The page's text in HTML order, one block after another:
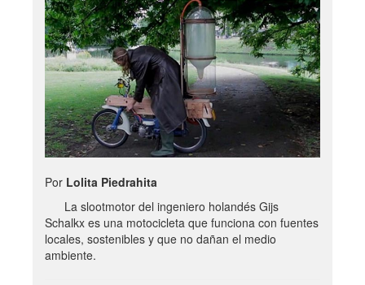
Por Lolita Piedrahita
La slootmotor del ingeniero holandés Gijs
Schalkx es una motocicleta que funciona con fuentes
locales, sostenibles y que no dañan el medio
ambiente.